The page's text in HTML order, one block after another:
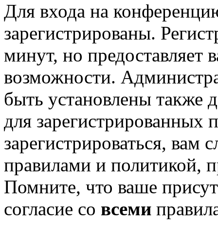
Для входа на
зарегистрированы.
минут, но предоставляет
возможности.
быть установлены также
для зарегистрированных
зарегистрироваться, вам
правилами и политикой,
Помните, что ваше
согласие со всеми